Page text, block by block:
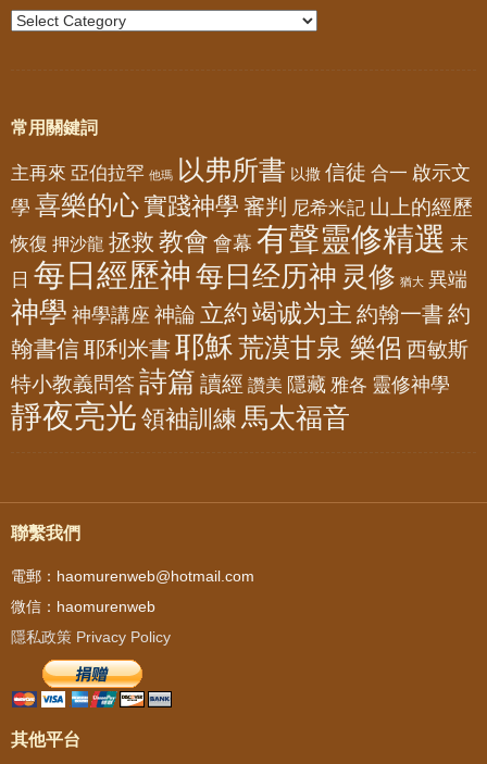
常用關鍵詞
主再來 亞伯拉罕 他瑪 以弗所書 以撒 信徒 合一 啟示文
學 喜樂的心實踐神學 審判 尼希米記 山上的經歷
恢復 押沙龍 拯救 教會 會幕 有聲靈修精選 末
日 每日經歷神 每日经历神 灵修 猶大 異端
神學 神學講座 神論 立約 竭诚为主 約翰一書 約
翰書信耶利米書 耶穌荒漠甘泉 樂侶 西敏斯
特小教義問答詩篇 讀經 讚美 隱藏 雅各 靈修神學
靜夜亮光 領袖訓練 馬太福音
聯繫我們
電郵：haomurenweb@hotmail.com
微信：haomurenweb
隱私政策 Privacy Policy
其他平台